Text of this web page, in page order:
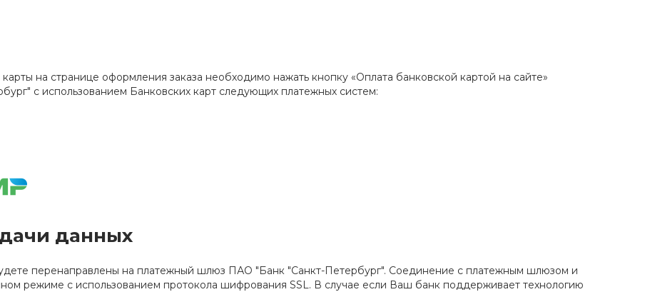
на странице оформления заказа необходимо нажать кнопку «Оплата банковской картой на сайте»
с использованием Банковских карт следующих платежных систем:
данных
перенаправлены на платежный шлюз ПАО "Банк "Санкт-Петербург". Соединение с платежным шлюзом и
режиме с использованием протокола шифрования SSL. В случае если Ваш банк поддерживает технологию